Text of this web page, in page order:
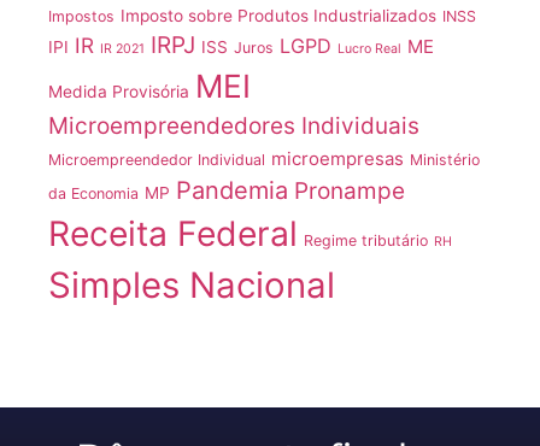
Impostos Imposto sobre Produtos Industrializados INSS
IPI IR IR 2021 IRPJ ISS Juros LGPD Lucro Real ME
Medida Provisória MEI
Microempreendedores Individuais
Microempreendedor Individual microempresas Ministério
da Economia MP Pandemia Pronampe
Receita Federal Regime tributário RH
Simples Nacional